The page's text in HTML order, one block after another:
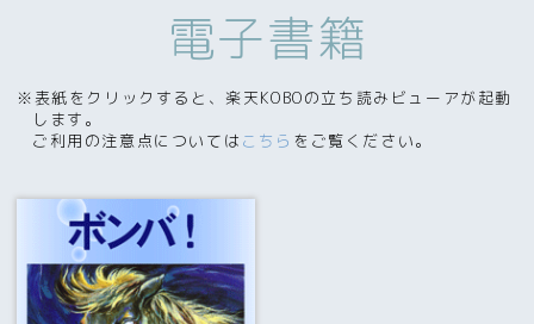
電子書籍
※表紙をクリックすると、楽天KOBOの立ち読みビューアが起動
します。
ご利用の注意点については こちら をご覧ください。